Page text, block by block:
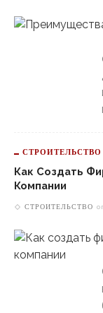
СТРОИТЕЛЬСТВО
Как Создать
Компании
СТРОИТЕЛЬСТВО